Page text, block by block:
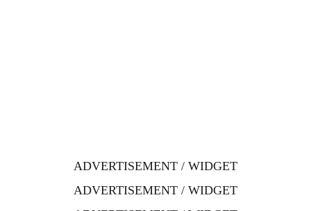
ADVERTISEMENT / WIDGET
ADVERTISEMENT / WIDGET